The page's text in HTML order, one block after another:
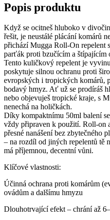
Popis produktu
Když se ocitneš hluboko v
řešit, je neustálé plácání komárů
přichází Mugga Roll-On
parťák proti bzučícím a štípajícím
Tento kuličkový repelent je
poskytuje silnou ochranu proti
evropských i tropických komárů,
bodavý hmyz. Ať už se prodíráš
nebo objevuješ tropické kraje, s
nenechá na holičkách.
Díky kompaktnímu 50ml balení
vždy připraven k použití. Roll-on
přesné nanášení bez zbytečného
– na rozdíl od jiných repelentů tě
má příjemnou, decentní vůni.
Klíčové vlastnosti:
Účinná ochrana proti komárům
ovádům a dalšímu hmyzu
Dlouhotrvající efekt – chrání až